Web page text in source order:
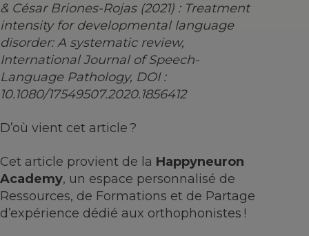
& César Briones-Rojas (2021) : Treatment
intensityfor developmental language
disorder:A systematic review,
International Journal of Speech-
Language Pathology, DOI :
10.1080/17549507.2020.1856412
D’où vient cet article ?
Cet article provient de la Happyneuron
Academy, un espace personnalisé de
Ressources, de Formations et de Partage
d’expérience dédié aux orthophonistes !